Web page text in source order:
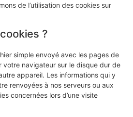
de l’utilisation des cookies sur
?
simple envoyé avec les pages de
navigateur sur le disque dur de
appareil. Les informations qui y
renvoyées à nos serveurs ou aux
concernées lors d’une visite